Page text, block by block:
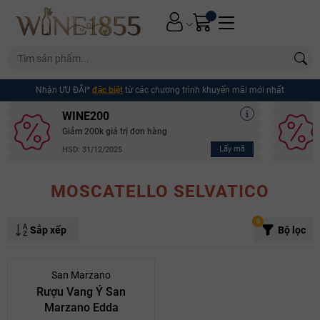
Nhận ƯU ĐÃI* đặc biệt từ các chương trình khuyến mãi mới nhất
WINE200
Giảm 200k giá trị đơn hàng
HSD: 31/12/2025 Lấy mã
MOSCATELLO SELVATICO
Sắp xếp Bộ lọc
0
San Marzano
Rượu Vang Ý San
Marzano Edda